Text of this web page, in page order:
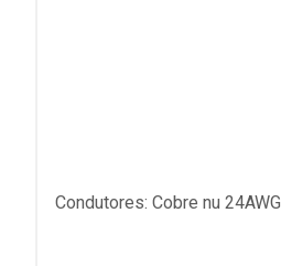
Condutores: Cobre nu 24AWG